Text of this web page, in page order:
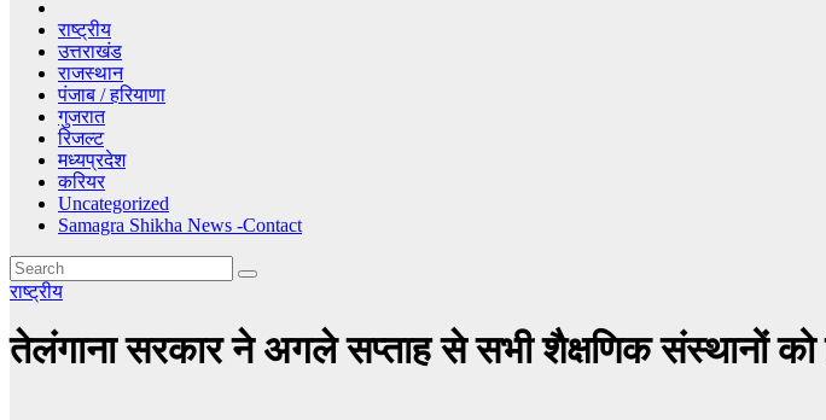
राष्ट्रीय
उत्तराखंड
राजस्थान
पंजाब / हरियाणा
गुजरात
रिजल्ट
मध्यप्रदेश
करियर
Uncategorized
Samagra Shikha News -Contact
राष्ट्रीय
तेलंगाना सरकार ने अगले सप्ताह से सभी शैक्षणिक संस्थानों